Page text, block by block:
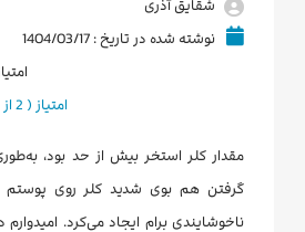
شقایق آذری
نوشته شده در تاریخ : 1404/03/17
امتیاز ( 2 از 5 )
مقدار کلر استخر بیش از حد بود،
گرفتن هم بوی شدید کلر روی
ناخوشایندی برام ایجاد می‌کرد.